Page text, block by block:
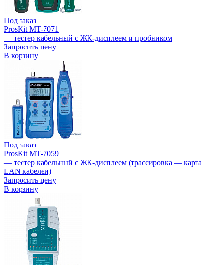
Под заказ
ProsKit MT-7071
— тестер кабельный с ЖК-дисплеем и пробником
Запросить цену
В корзину
Под заказ
ProsKit MT-7059
— тестер кабельный с ЖК-дисплеем (трассировка — карта
LAN кабелей)
Запросить цену
В корзину